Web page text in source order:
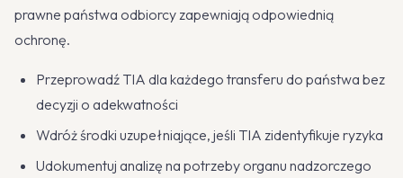
prawne państwa odbiorcy zapewniają odpowiednią
ochronę.
Przeprowadź TIA dla każdego transferu do państwa bez
decyzji o adekwatności
Wdróż środki uzupełniające, jeśli TIA zidentyfikuje ryzyka
Udokumentuj analizę na potrzeby organu nadzorczego